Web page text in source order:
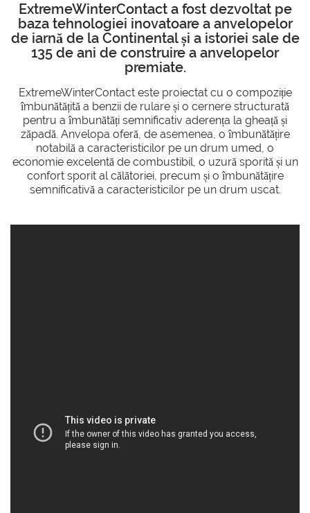
ExtremeWinterContact a fost dezvoltat pe
baza tehnologiei inovatoare a anvelopelor
de iarnă de la Continental și a istoriei sale de
135 de ani de construire a anvelopelor
premiate.
ExtremeWinterContact este proiectat cu o compoziție
îmbunătățită a benzii de rulare și o cernere structurată
pentru a îmbunătăți semnificativ aderența la gheață și
zăpadă. Anvelopa oferă, de asemenea, o îmbunătățire
notabilă a caracteristicilor pe un drum umed, o
economie excelentă de combustibil, o uzură sporită și un
confort sporit al călătoriei, precum și o îmbunătățire
semnificativă a caracteristicilor pe un drum uscat.